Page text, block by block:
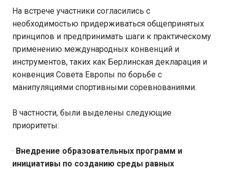
На встрече участники согласились с
необходимостью придерживаться общепринятых
принципов и предпринимать шаги к практическому
применению международных конвенций и
инструментов, таких как Берлинская декларация и
конвенция Совета Европы по борьбе с
манипуляциями спортивными соревнованиями.
В частности, были выделены следующие
приоритеты:
· Внедрение образовательных программ и
инициативы по созданию среды равных